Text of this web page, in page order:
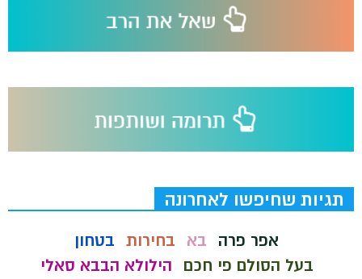
תגיות שחיפשו לאחרונה
אפר פרה בא בחירות בטחון
בעל הסולם פי חכם
הילולא הבבא סאלי